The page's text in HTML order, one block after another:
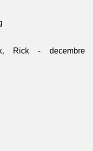
Rick - decembre